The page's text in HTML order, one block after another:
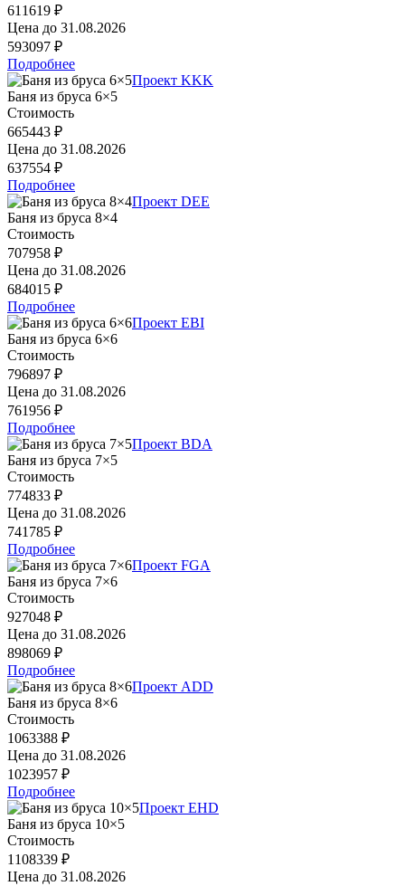
611619 ₽
Цена до 31.08.2026
593097 ₽
Подробнее
Проект KKK
Баня из бруса 6×5
Стоимость
665443 ₽
Цена до 31.08.2026
637554 ₽
Подробнее
Проект DEE
Баня из бруса 8×4
Стоимость
707958 ₽
Цена до 31.08.2026
684015 ₽
Подробнее
Проект EBI
Баня из бруса 6×6
Стоимость
796897 ₽
Цена до 31.08.2026
761956 ₽
Подробнее
Проект BDA
Баня из бруса 7×5
Стоимость
774833 ₽
Цена до 31.08.2026
741785 ₽
Подробнее
Проект FGA
Баня из бруса 7×6
Стоимость
927048 ₽
Цена до 31.08.2026
898069 ₽
Подробнее
Проект ADD
Баня из бруса 8×6
Стоимость
1063388 ₽
Цена до 31.08.2026
1023957 ₽
Подробнее
Проект EHD
Баня из бруса 10×5
Стоимость
1108339 ₽
Цена до 31.08.2026